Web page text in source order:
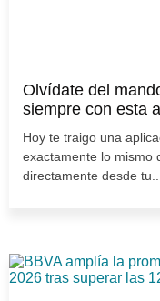
Olvídate del
siempre con esta
Hoy te traigo una
exactamente lo mismo
directamente desde tu...